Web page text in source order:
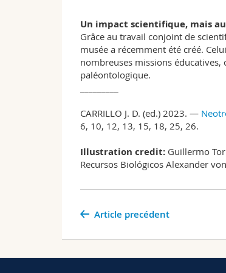
Un impact scientifique, mais
Grâce au travail conjoint de
musée a récemment été créé.
nombreuses missions
paléontologique.
CARRILLO J. D. (ed.) 2023. —
6, 10, 12, 13, 15, 18, 25, 26.
Illustration credit: Guillermo
Recursos Biológicos Alexander
Article precédent